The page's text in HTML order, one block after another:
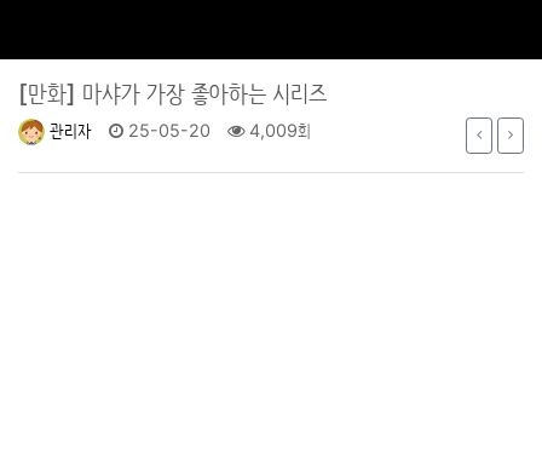
[만화] 마샤가 가장 좋아하는 시리즈
관리자 25-05-20 4,009회